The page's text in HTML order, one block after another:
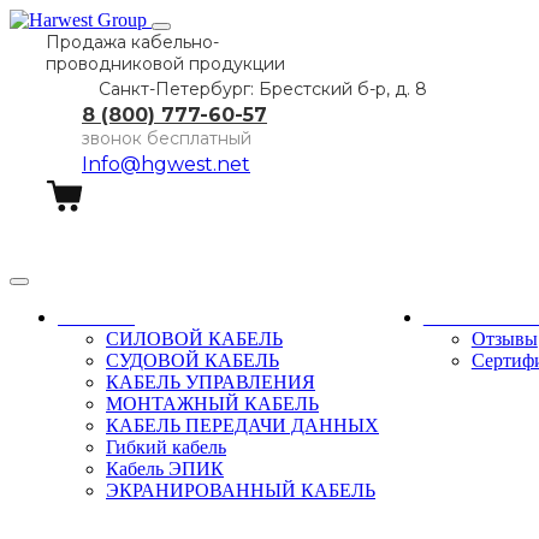
Продажа кабельно-
проводниковой продукции
Санкт-Петербург: Брестский б-р, д. 8
8 (800) 777-60-57
звонок бесплатный
Info@hgwest.net
СИЛОВОЙ КАБЕЛЬ
СУДОВОЙ КАБЕЛЬ
КАБЕЛЬ УПРАВЛЕНИЯ
МОНТАЖНЫЙ КАБЕЛЬ
КАБЕЛЬ ПЕРЕДАЧИ ДАННЫХ
Гибкий кабель
Кабель ЭПИК
ЭКРАНИРОВАННЫЙ КАБЕЛЬ
Отзывы